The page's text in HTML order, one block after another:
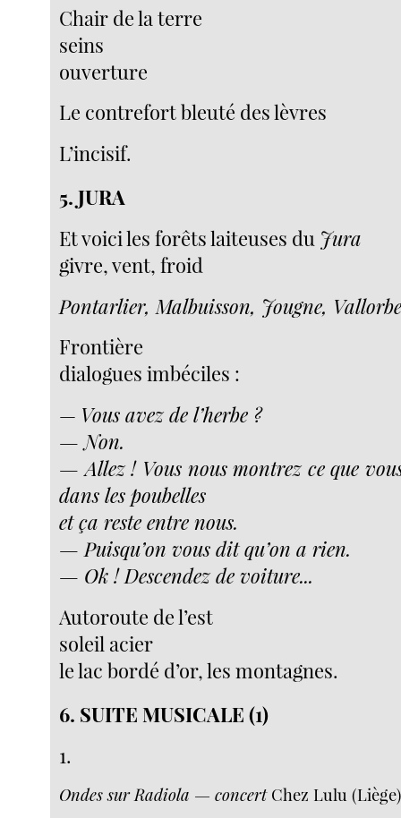
Chair de la terre
seins
ouverture
Le contrefort bleuté des lèvres
L’incisif.
5. JURA
Et voici les forêts laiteuses du Jura
givre, vent, froid
Pontarlier, Malbuisson, Jougne,
Frontière
dialogues imbéciles :
— Vous avez de l’herbe ?
— Non.
— Allez ! Vous nous montrez ce que
dans les poubelles
et ça reste entre nous.
— Puisqu’on vous dit qu’on a rien.
— Ok ! Descendez de voiture...
Autoroute de l’est
soleil acier
le lac bordé d’or, les montagnes.
6. SUITE MUSICALE (1)
1.
Ondes sur Radiola — concertChez Lulu (Liège)